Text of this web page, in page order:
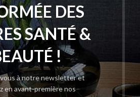
DES
SANTÉ &
!
à notre newsletter et
en avant-première nos